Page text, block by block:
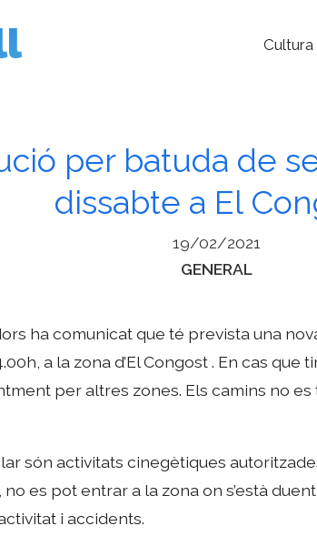
Cultura
per batuda de
dissabte a El
19/02/2021
Categories
GENERAL
ha comunicat que té prevista una
a la zona d’El Congost . En cas que
per altres zones. Els camins no
són activitats cinegètiques
es pot entrar a la zona on s’està
i accidents.